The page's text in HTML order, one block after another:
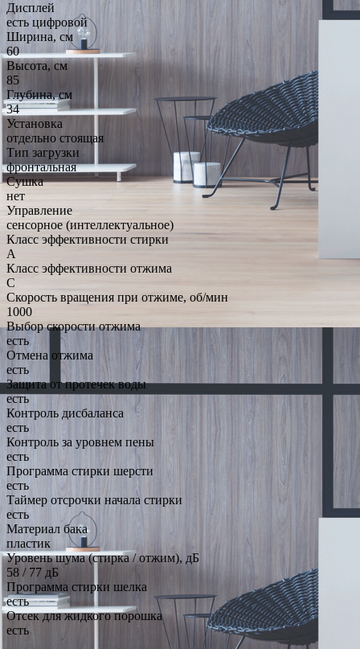
Дисплей
есть цифровой
Ширина, см
60
Высота, см
85
Глубина, см
34
Установка
отдельно стоящая
Тип загрузки
фронтальная
Сушка
нет
Управление
сенсорное (интеллектуальное)
Класс эффективности стирки
A
Класс эффективности отжима
C
Скорость вращения при отжиме, об/мин
1000
Выбор скорости отжима
есть
Отмена отжима
есть
Защита от протечек воды
есть
Контроль дисбаланса
есть
Контроль за уровнем пены
есть
Программа стирки шерсти
есть
Таймер отсрочки начала стирки
есть
Материал бака
пластик
Уровень шума (стирка / отжим), дБ
58 / 77 дБ
Программа стирки шелка
есть
Отсек для жидкого порошка
есть